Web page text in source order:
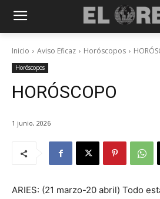
Inicio Aviso Eficaz Horóscopos
Horóscopos
HORÓSCOPO
1 junio, 2026
ARIES: (21 marzo-20 abril) Todo